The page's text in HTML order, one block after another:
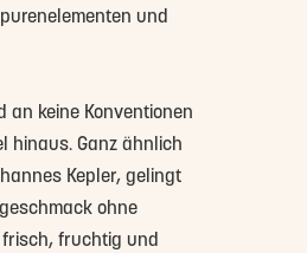
und
an keine Konventionen
hinaus. Ganz ähnlich
Kepler, gelingt
ohne
frisch, fruchtig und